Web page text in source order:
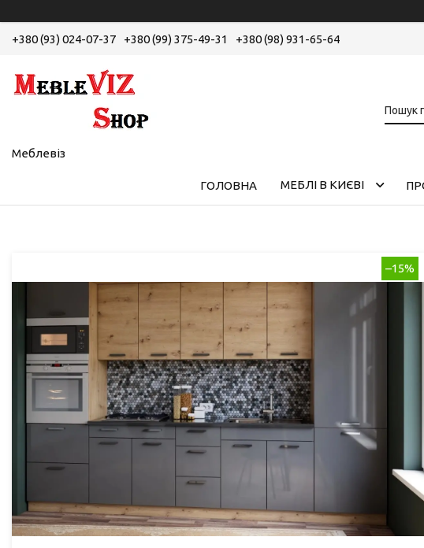
+380 (93) 024-07-37 +380 (99) 375-49-31 +380 (98) 931-65-64
Меблевіз
ГОЛОВНА МЕБЛІ В КИЄВІ
–15%